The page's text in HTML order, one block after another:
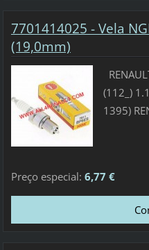
7701414025 - Vela
(19,0mm)
(112_)
1395)
Preço especial: 6,77 €